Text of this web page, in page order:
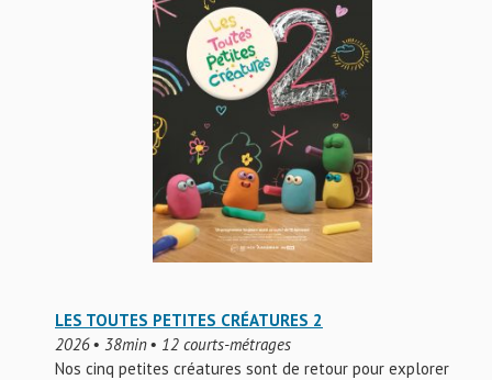
LES TOUTES PETITES CRÉATURES 2
2026 • 38min • 12 courts-métrages
Nos cinq petites créatures sont de retour pour explorer